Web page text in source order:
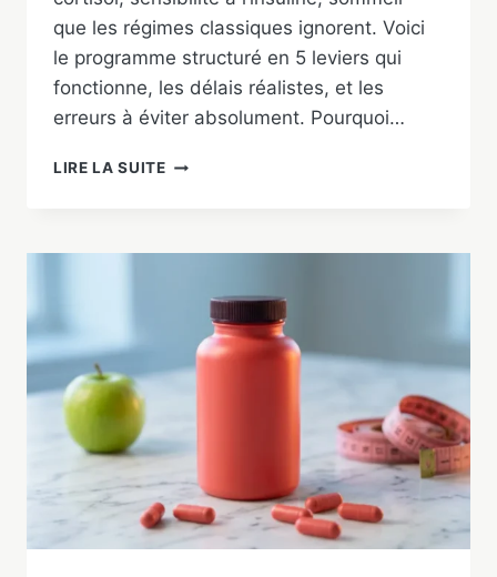
que les régimes classiques ignorent. Voici
le programme structuré en 5 leviers qui
fonctionne, les délais réalistes, et les
erreurs à éviter absolument. Pourquoi…
LIRE LA SUITEPERDRE
CHEZ
PROGRAMME
LEVIERS